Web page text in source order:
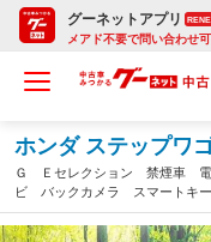
グーネットアプリ
メアド不要で問い合わせ
ホンダ ステップワ
Ｇ Ｅセレクション 禁煙車 電
ビ バックカメラ スマートキ
ントロール オートエアコン
地デジＴＶ アイドリングスト